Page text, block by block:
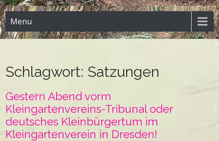
Menu
Schlagwort: Satzungen
Gestern Abend vorm
Kleingartenvereins-Tribunal oder
deutsches Kleinbürgertum im
Kleingartenverein in Dresden!